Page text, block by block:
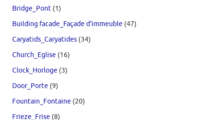
Bridge_Pont (1)
Building facade_Façade d'immeuble (47)
Caryatids_Caryatides (34)
Church_Eglise (16)
Clock_Horloge (3)
Door_Porte (9)
Fountain_Fontaine (20)
Frieze_Frise (8)